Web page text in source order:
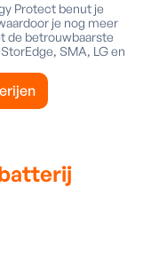
Protect benut je
je nog meer
de betrouwbaarste
SMA, LG en